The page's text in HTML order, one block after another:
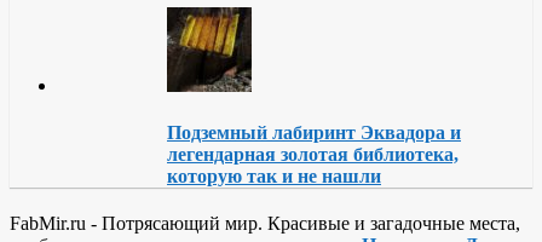
Подземный лабиринт Эквадора и
легендарная золотая библиотека,
которую так и не нашли
FabMir.ru - Потрясающий мир. Красивые и загадочные места,